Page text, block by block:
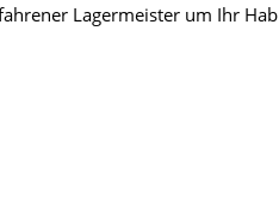
Lagermeister um Ihr